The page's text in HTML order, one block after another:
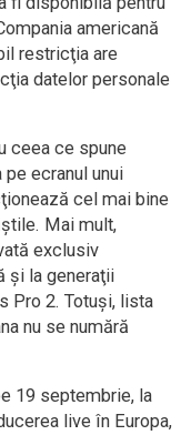
americană
restricţia are
datelor personale
ceea ce spune
ecranul unui
cel mai bine
Mai mult,
exclusiv
şi la generaţii
Pro 2. Totuşi, lista
nu se numără
19 septembrie, la
live în Europa,